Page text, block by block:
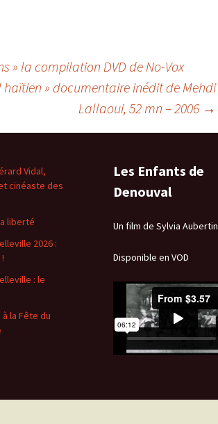
» la compilation DVD de No-Vox
» documentaire inédit de Mehdi
Lallaoui, 52 mn – 2006 →
Vidal,
cinéaste des
liberté
2026 :
: le
à la Fête du
Les Enfants de
Denouval
Un film de Sylvia Aubertin
Disponible en VOD